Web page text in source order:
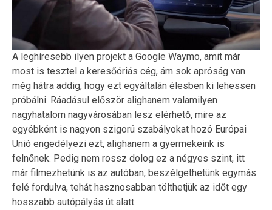
A leghíresebb ilyen projekt a Google Waymo, amit már
most is tesztel a keresőóriás cég, ám sok apróság van
még hátra addig, hogy ezt egyáltalán élesben ki lehessen
próbálni. Ráadásul először alighanem valamilyen
nagyhatalom nagyvárosában lesz elérhető, mire az
egyébként is nagyon szigorú szabályokat hozó Európai
Unió engedélyezi ezt, alighanem a gyermekeink is
felnőnek. Pedig nem rossz dolog ez a négyes szint, itt
már filmezhetünk is az autóban, beszélgethetünk egymás
felé fordulva, tehát hasznosabban tölthetjük az időt egy
hosszabb autópályás út alatt.